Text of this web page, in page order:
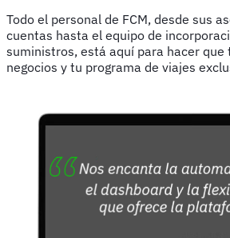
Todo el personal de FCM, desde sus
cuentas hasta el equipo de
suministros, está aquí para hacer que
negocios y tu programa de viajes